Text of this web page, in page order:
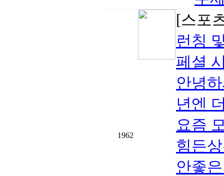
1962
[스포
런칭
페셜
안녕
년엔
요즘
힘든
안좋